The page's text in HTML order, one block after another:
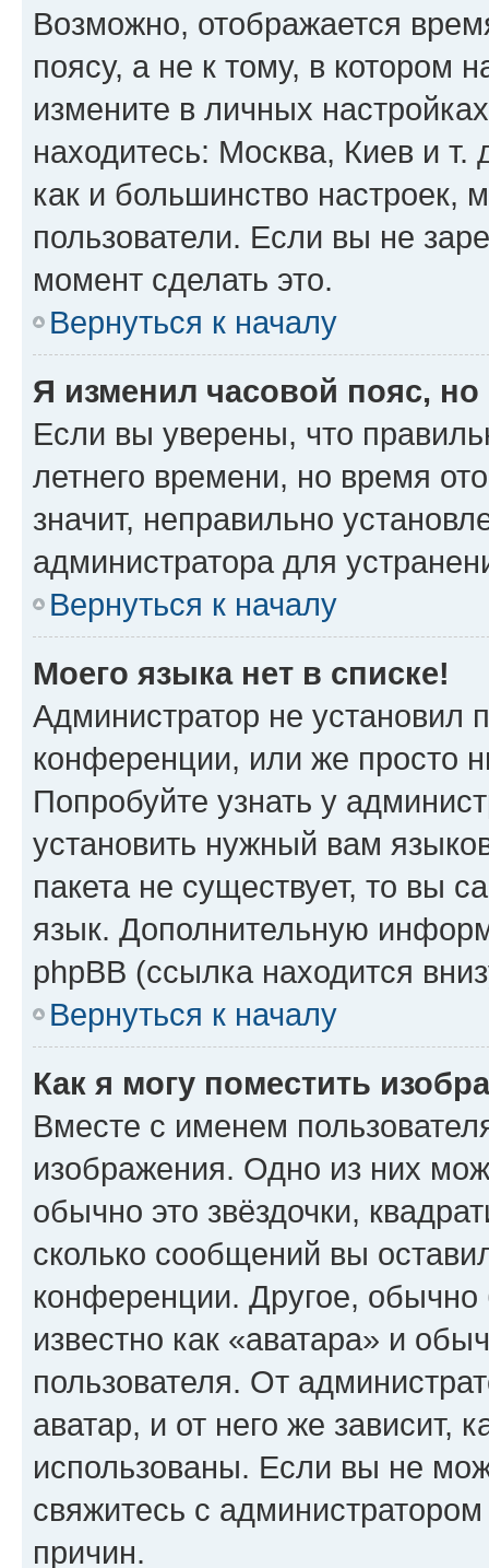
Возможно, отображается
поясу, а не к тому, в котором
измените в личных
находитесь: Москва, Киев и т.
как и большинство настроек,
пользователи. Если вы не
момент сделать это.
Вернуться к началу
Я изменил часовой пояс,
Если вы уверены, что
летнего времени, но время
значит, неправильно
администратора для
Вернуться к началу
Моего языка нет в списке!
Администратор не установил
конференции, или же просто
Попробуйте узнать у
установить нужный вам
пакета не существует, то вы
язык. Дополнительную
phpBB (ссылка находится
Вернуться к началу
Как я могу поместить
Вместе с именем
изображения. Одно из них
обычно это звёздочки,
сколько сообщений вы
конференции. Другое,
известно как «аватара» и
пользователя. От
аватар, и от него же зависит,
использованы. Если вы не
свяжитесь с
причин.